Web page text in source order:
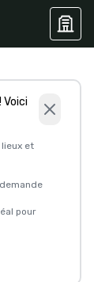
Voici
et
pour